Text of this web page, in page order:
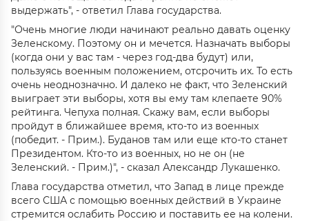
выдержать", - ответил Глава государства.
"Очень многие люди начинают реально давать оценку
Зеленскому. Поэтому он и мечется. Назначать выборы
(когда они у вас там - через год-два будут) или,
пользуясь военным положением, отсрочить их. То есть
очень неоднозначно. И далеко не факт, что Зеленский
выиграет эти выборы, хотя вы ему там клепаете 90%
рейтинга. Чепуха полная. Скажу вам, если выборы
пройдут в ближайшее время, кто-то из военных
(победит. - Прим.). Буданов там или еще кто-то станет
Президентом. Кто-то из военных, но не он (не
Зеленский. - Прим.)", - сказал Александр Лукашенко.
Глава государства отметил, что Запад в лице прежде
всего США с помощью военных действий в Украине
стремится ослабить Россию и поставить ее на колени.